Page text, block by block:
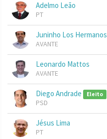
Adelmo Leão
PT
Juninho Los Hermanos
AVANTE
Leonardo Mattos
AVANTE
Diego Andrade Eleito
PSD
Jésus Lima
PT